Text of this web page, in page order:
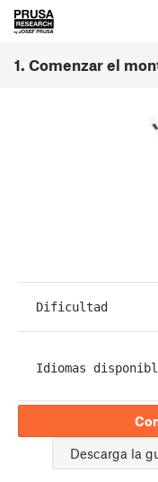
1. Comenzar el
Dificultad
Idiomas
Descarga la